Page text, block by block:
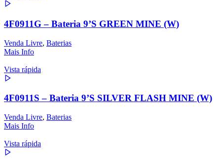
4F0911G – Bateria 9’S GREEN MINE (W)
Venda Livre, Baterias
Mais Info
Vista rápida
4F0911S – Bateria 9’S SILVER FLASH MINE (W)
Venda Livre, Baterias
Mais Info
Vista rápida